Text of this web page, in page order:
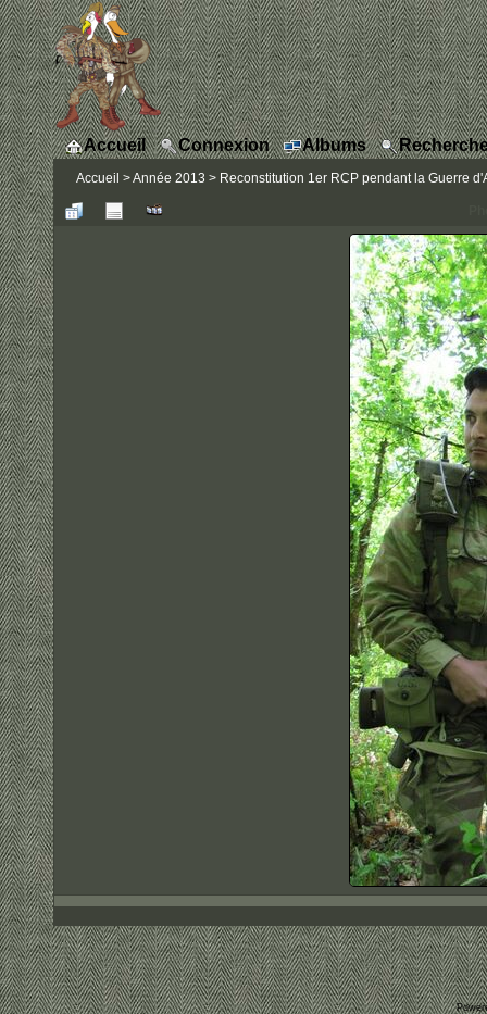
Accueil Connexion Albums
Accueil >Année 2013 > Reconstitution 1er RCP pendant la Guerre